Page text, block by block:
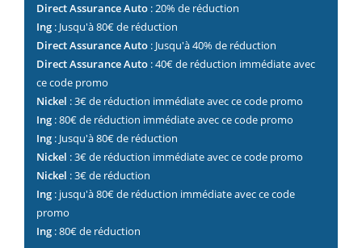
Direct Assurance Auto : 20% de réduction
Ing : Jusqu'à 80€ de réduction
Direct Assurance Auto : Jusqu'à 40% de réduction
Direct Assurance Auto : 40€ de réduction immédiate avec
ce code promo
Nickel : 3€ de réduction immédiate avec ce code promo
Ing : 80€ de réduction immédiate avec ce code promo
Ing : Jusqu'à 80€ de réduction
Nickel : 3€ de réduction immédiate avec ce code promo
Nickel : 3€ de réduction
Ing : jusqu'à 80€ de réduction immédiate avec ce code
promo
Ing : 80€ de réduction